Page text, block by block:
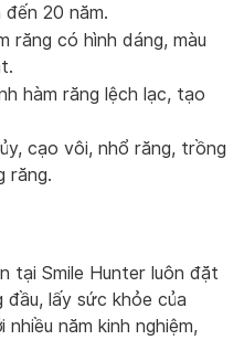
20 năm.
răng có hình dáng, màu
hàm răng lệch lạc, tạo
cạo vôi, nhổ răng, trồng
răng.
tại Smile Hunter luôn đặt
đầu, lấy sức khỏe của
năm kinh nghiệm,